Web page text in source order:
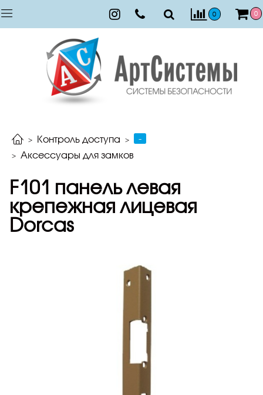
0 0
Контроль доступа
-
Аксессуары для замков
F101 панель левая
крепежная лицевая
Dorcas